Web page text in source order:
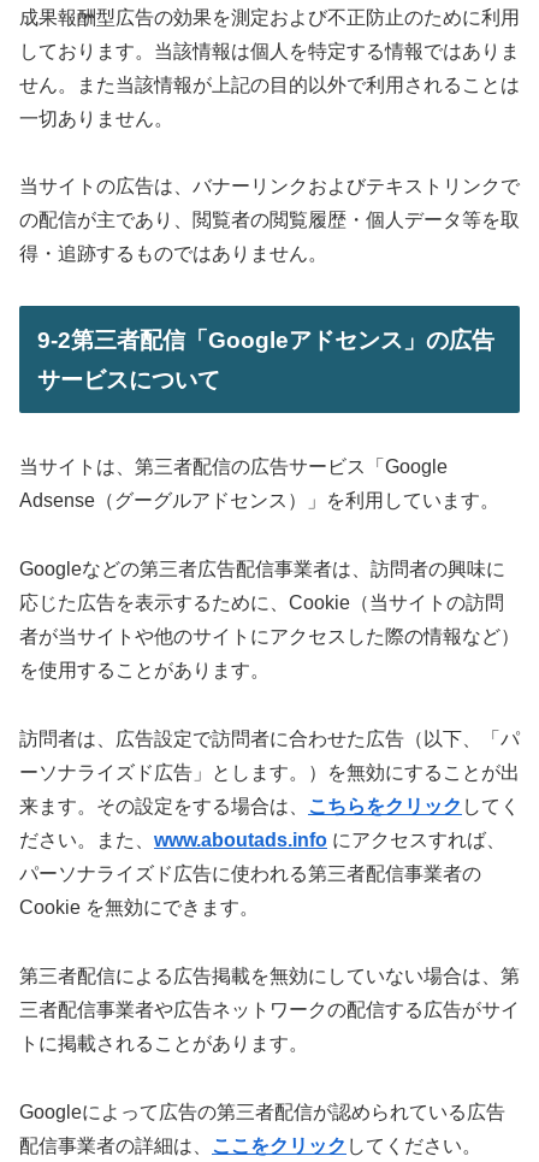
成果報酬型広告の効果を測定および不正防止のために利用
しております。当該情報は個人を特定する情報ではありま
せん。また当該情報が上記の目的以外で利用されることは
一切ありません。
当サイトの広告は、バナーリンクおよびテキストリンクで
の配信が主であり、閲覧者の閲覧履歴・個人データ等を取
得・追跡するものではありません。
9-2第三者配信「Googleアドセンス」の広告
サービスについて
当サイトは、第三者配信の広告サービス「Google
Adsense（グーグルアドセンス）」を利用しています。
Googleなどの第三者広告配信事業者は、訪問者の興味に
応じた広告を表示するために、Cookie（当サイトの訪問
者が当サイトや他のサイトにアクセスした際の情報など）
を使用することがあります。
訪問者は、広告設定で訪問者に合わせた広告（以下、「パ
ーソナライズド広告」とします。）を無効にすることが出
来ます。その設定をする場合は、
こちらをクリック してく
ださい。また、 www.aboutads.info にアクセスすれば、
パーソナライズド広告に使われる第三者配信事業者の
Cookie を無効にできます。
第三者配信による広告掲載を無効にしていない場合は、第
三者配信事業者や広告ネットワークの配信する広告がサイ
トに掲載されることがあります。
Googleによって広告の第三者配信が認められている広告
配信事業者の詳細は、
ここをクリック してください。